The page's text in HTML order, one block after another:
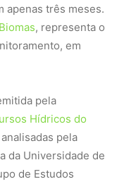
apenas três meses.
, representa o
em
pela
Hídricos do
pela
da Universidade de
de Estudos